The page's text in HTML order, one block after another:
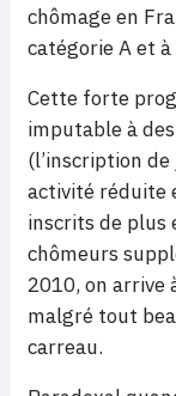
chômage en
catégorie A et à
Cette forte
imputable à
(l’inscription
activité réduite
inscrits de plus
chômeurs
2010, on arrive
malgré tout
carreau.